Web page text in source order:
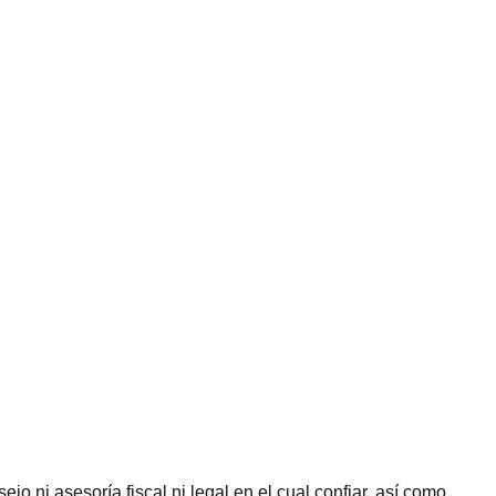
ni asesoría fiscal ni legal en el cual confiar, así como